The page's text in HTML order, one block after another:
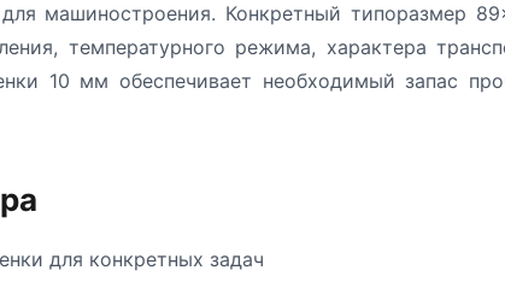
машиностроения. Конкретный типоразмер
температурного режима, характера
10 мм обеспечивает необходимый запас
для конкретных задач